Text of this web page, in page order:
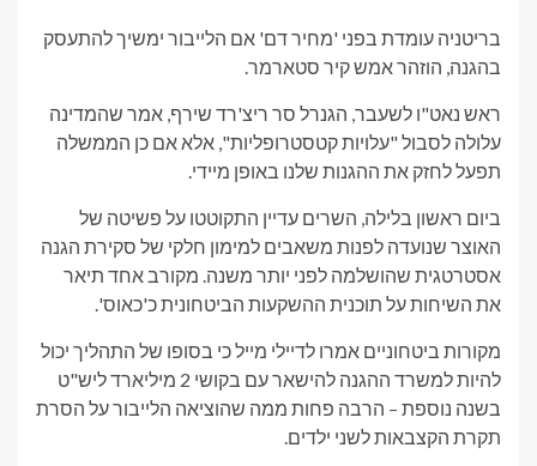
בריטניה עומדת בפני 'מחיר דם' אם הלייבור ימשיך להתעסק
בהגנה, הוזהר אמש קיר סטארמר.
ראש נאט"ו לשעבר, הגנרל סר ריצ'רד שירף, אמר שהמדינה
עלולה לסבול "עלויות קטסטרופליות", אלא אם כן הממשלה
תפעל לחזק את ההגנות שלנו באופן מיידי.
ביום ראשון בלילה, השרים עדיין התקוטטו על פשיטה של ​​
האוצר שנועדה לפנות משאבים למימון חלקי של סקירת הגנה
אסטרטגית שהושלמה לפני יותר משנה. מקורב אחד תיאר
את השיחות על תוכנית ההשקעות הביטחונית כ'כאוס'.
מקורות ביטחוניים אמרו לדיילי מייל כי בסופו של התהליך יכול
להיות למשרד ההגנה להישאר עם בקושי 2 מיליארד ליש"ט
בשנה נוספת – הרבה פחות ממה שהוציאה הלייבור על הסרת
תקרת הקצבאות לשני ילדים.